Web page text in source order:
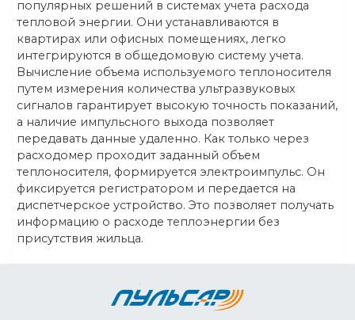
популярных решений в системах учета расхода
тепловой энергии. Они устанавливаются в
квартирах или офисных помещениях, легко
интегрируются в общедомовую систему учета.
Вычисление объема используемого теплоносителя
путем измерения количества ультразвуковых
сигналов гарантирует высокую точность показаний,
а наличие импульсного выхода позволяет
передавать данные удаленно. Как только через
расходомер проходит заданный объем
теплоносителя, формируется электроимпульс. Он
фиксируется регистратором и передается на
диспетчерское устройство. Это позволяет получать
информацию о расходе теплоэнергии без
присутствия жильца.